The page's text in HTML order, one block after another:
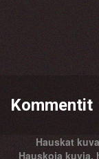
Kommentit
Hauskat
Hauskoja kuvia,